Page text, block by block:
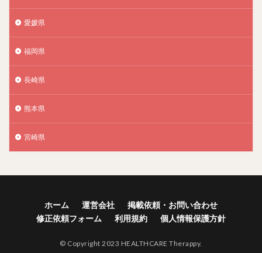
愛媛県
福岡県
長崎県
熊本県
宮崎県
ホーム 運営会社
掲載依頼・お問い合わせ
修正依頼フォーム
利用規約 個人情報保護方針
© Copyright 2023 HEALTHCARE Therappy.